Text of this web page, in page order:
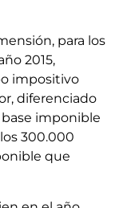
para los
2015,
impositivo
diferenciado
base imponible
300.000
que